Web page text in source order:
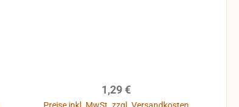
Regulärer Preis:
1,29 €